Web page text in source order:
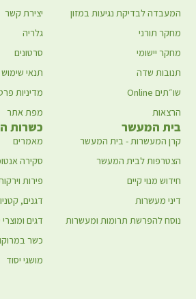
יצירת קשר
גלריה
סרטונים
תנאי שימוש
מדיניות
מפת אתר
המעבדה לבדיקת נגיעות במזון
מחקר תורני
מחקר יישומי
תנובות שדה
שו״תים Online
הרצאות
כשרות
מאמרים
סקירה
פירות
דגנים,
דגים ומוצרי
כשר במרוקו
מושגי יסוד
בית המעשר
קרן המעשרות - בית המעשר
הצטרפות לבית המעשר
חידוש מנוי קיים
דיני מעשרות
נוסח להפרשת תרומות ומעשרות